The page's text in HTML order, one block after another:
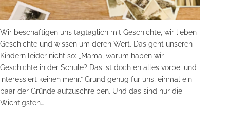
Wir beschäftigen uns tagtäglich mit Geschichte, wir lieben
Geschichte und wissen um deren Wert. Das geht unseren
Kindern leider nicht so: „Mama, warum haben wir
Geschichte in der Schule? Das ist doch eh alles vorbei und
interessiert keinen mehr.“ Grund genug für uns, einmal ein
paar der Gründe aufzuschreiben. Und das sind nur die
Wichtigsten…